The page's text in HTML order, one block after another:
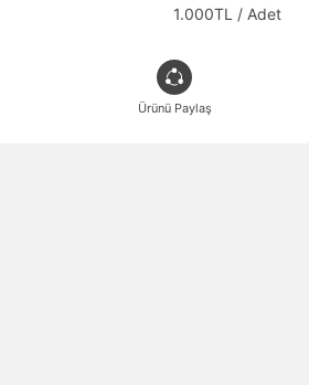
1.000TL / Adet
Ürünü Paylaş